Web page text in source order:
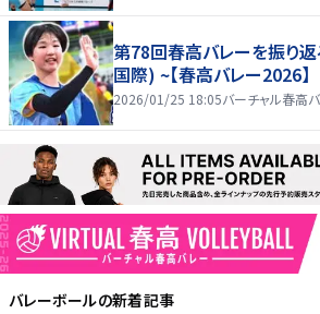
第78回春高バレーを振り
国際) ~【春高バレー2026】
2026/01/25 18:05バーチャル春高
バレーボールの新着記事